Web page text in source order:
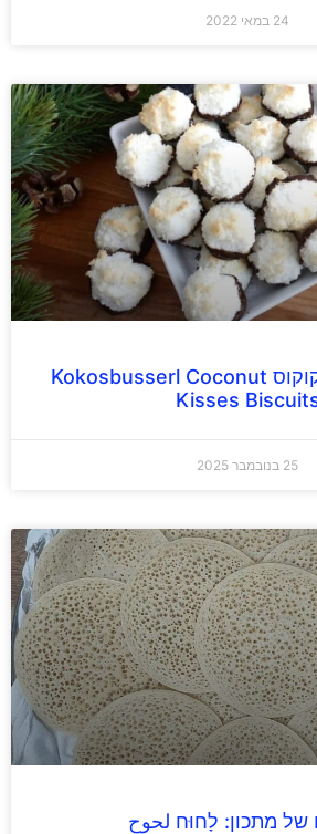
מתכון: נשיקות קוקוס Kokosbusserl Coconut
Kisses
מתכון: לָחוּח لحوح